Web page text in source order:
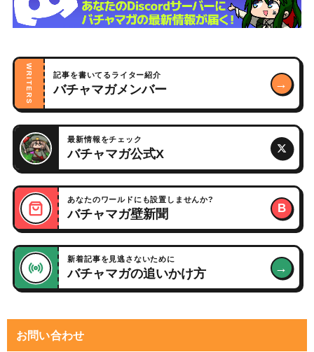
WRITERS 記事を書いてるライター紹介
バチャマガメンバー →
最新情報をチェック
バチャマガ公式X
あなたのワールドにも設置しませんか?
バチャマガ壁新聞 B
新着記事を見逃さないために
バチャマガの追いかけ方 →
お問い合わせ